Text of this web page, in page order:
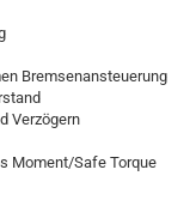
Bremsenansteuerung
Verzögern
Moment/Safe Torque